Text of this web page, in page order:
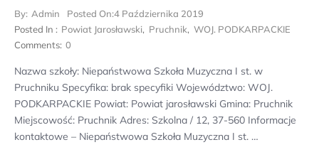
By: Admin Posted On:4 Października 2019
Posted In : Powiat Jarosławski, Pruchnik, WOJ. PODKARPACKIE
Comments: 0
Nazwa szkoły: Niepaństwowa Szkoła Muzyczna I st. w
Pruchniku Specyfika: brak specyfiki Województwo: WOJ.
PODKARPACKIE Powiat: Powiat jarosławski Gmina: Pruchnik
Miejscowość: Pruchnik Adres: Szkolna / 12, 37-560 Informacje
kontaktowe – Niepaństwowa Szkoła Muzyczna I st. …